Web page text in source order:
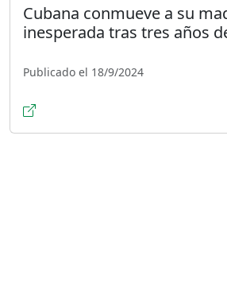
Cubana conmueve a su
inesperada tras tres años
Publicado el 18/9/2024